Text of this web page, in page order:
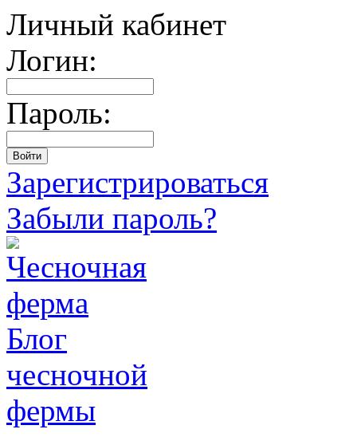
Личный кабинет
Логин:
Пароль:
Зарегистрироваться
Забыли пароль?
Блог
чесночной
фермы